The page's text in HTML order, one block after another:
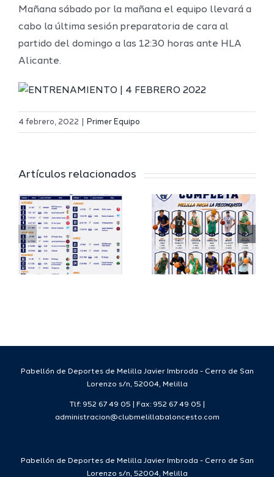
Mañana sábado por la mañana el equipo llevará a
cabo la última sesión preparatoria de cara al
partido del domingo a las 12:30 horas ante HLA
Alicante.
4 febrero, 2022 Primer Equipo
Artículos relacionados
El Melilla
del
Deporte
completa
su
proyecto
Definidos
FEB y la
Copa
España
FEB para
2026/27
Pabellón de Deportes de Melilla Javier Imbroda - Cerro de San
Lorenzo s/n, 52004, Melilla
Tlf: 952 67 49 05 | Fax: 952 67 49 05 |
administracion@clubmelillabaloncesto.com
Pabellón de Deportes de Melilla Javier Imbroda - Cerro de San
Lorenzo s/n, 52004, Melilla